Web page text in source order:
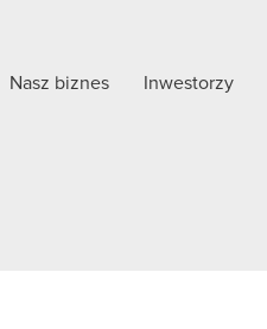
Nasz biznes Inwestorzy